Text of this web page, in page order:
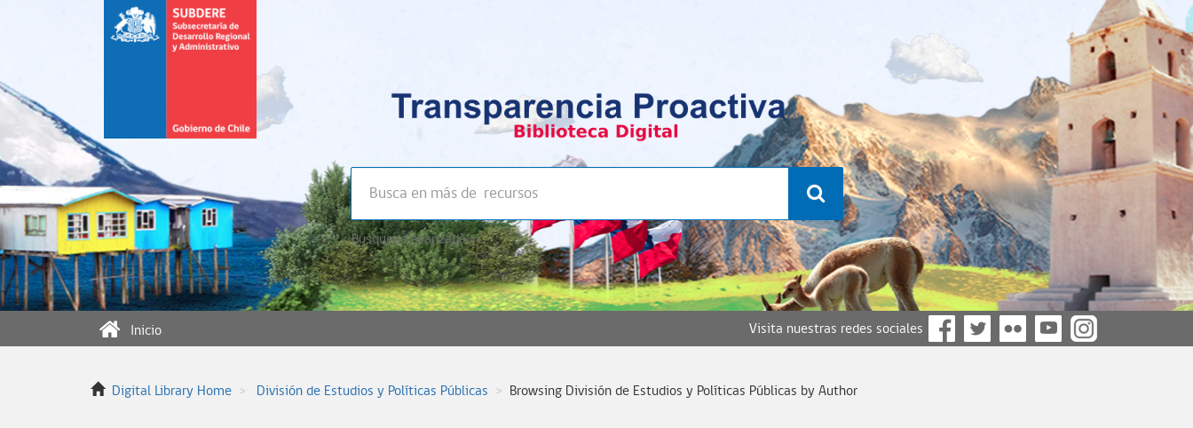
Búsqueda avanzada >>
Inicio Visita nuestras redes sociales
Digital Library Home División de Estudios y Políticas Públicas Browsing División de Estudios y Políticas Públicas by Author